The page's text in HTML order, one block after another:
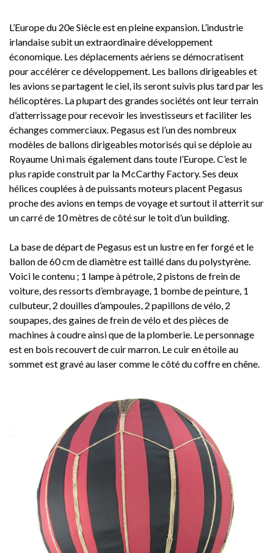
L’Europe du 20e Siècle est en pleine expansion. L’industrie
irlandaise subit un extraordinaire développement
économique. Les déplacements aériens se démocratisent
pour accélérer ce développement. Les ballons dirigeables et
les avions se partagent le ciel, ils seront suivis plus tard par les
hélicoptères. La plupart des grandes sociétés ont leur terrain
d’atterrissage pour recevoir les investisseurs et faciliter les
échanges commerciaux. Pegasus est l’un des nombreux
modèles de ballons dirigeables motorisés qui se déploie au
Royaume Uni mais également dans toute l’Europe. C’est le
plus rapide construit par la McCarthy Factory. Ses deux
hélices couplées à de puissants moteurs placent Pegasus
proche des avions en temps de voyage et surtout il atterrit sur
un carré de 10 mètres de côté sur le toit d’un building.
La base de départ de Pegasus est un lustre en fer forgé et le
ballon de 60 cm de diamètre est taillé dans du polystyrène.
Voici le contenu ; 1 lampe à pétrole, 2 pistons de frein de
voiture, des ressorts d’embrayage, 1 bombe de peinture, 1
culbuteur, 2 douilles d’ampoules, 2 papillons de vélo, 2
soupapes, des gaines de frein de vélo et des pièces de
machines à coudre ainsi que de la plomberie. Le personnage
est en bois recouvert de cuir marron. Le cuir en étoile au
sommet est gravé au laser comme le côté du coffre en chêne.